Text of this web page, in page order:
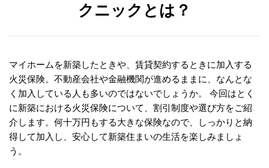
クニックとは？
マイホームを新築したときや、賃貸契約するときに加入する
火災保険。不動産会社や金融機関が進めるままに、なんとな
く加入している人も多いのではないでしょうか。 今回はとく
に新築における火災保険について、割引制度や選び方をご紹
介します。何十万円もする大きな保険なので、しっかりと納
得して加入し、安心して新築住まいの生活を楽しみましょ
う。